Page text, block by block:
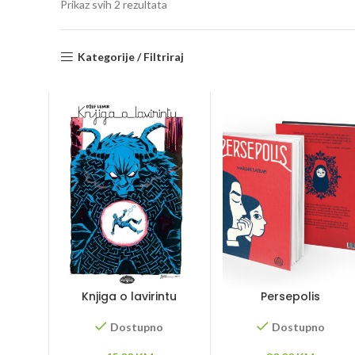
Prikaz svih 2 rezultata
Kategorije / Filtriraj
Knjiga o lavirintu
Dostupno
Persepolis
Dostupno